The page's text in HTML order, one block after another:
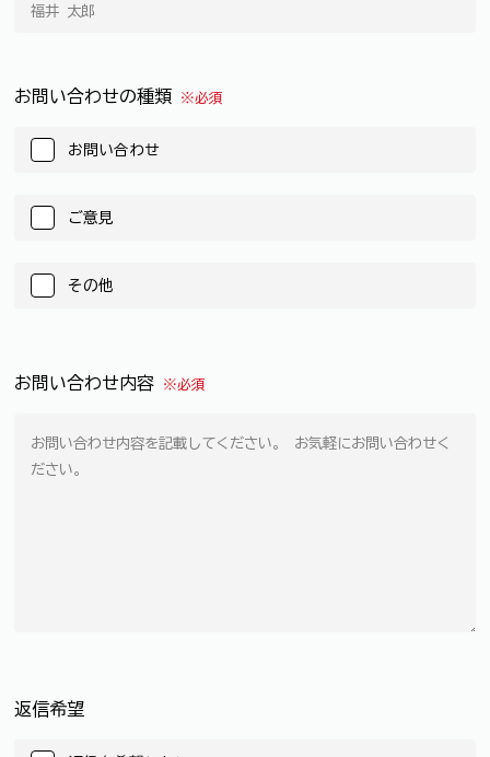
お問い合わせの種類 ※必須
お問い合わせ
ご意見
その他
お問い合わせ内容 ※必須
返信希望